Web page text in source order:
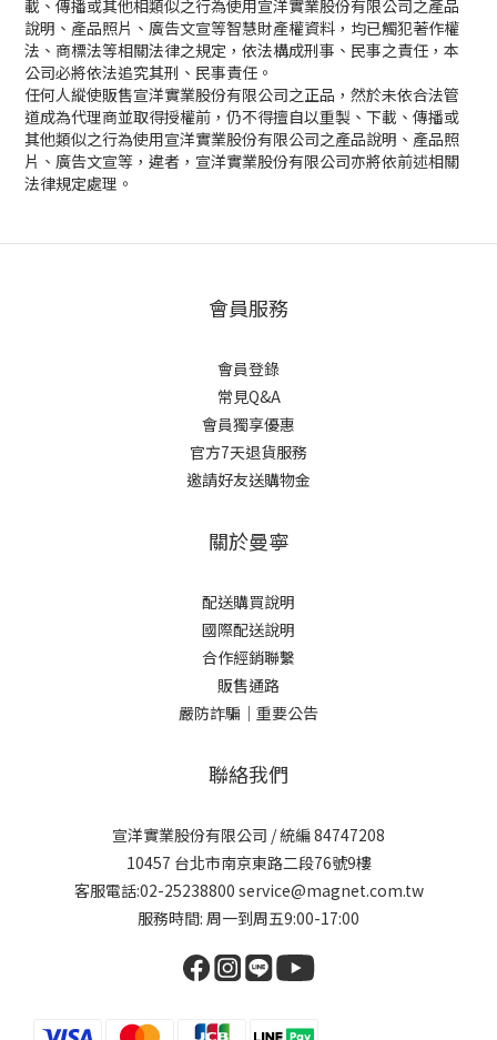
載、傳播或其他相類似之行為使用宣洋實業股份有限公司之產品
說明、產品照片、廣告文宣等智慧財產權資料，均已觸犯著作權
法、商標法等相關法律之規定，依法構成刑事、民事之責任，本
公司必將依法追究其刑、民事責任。
任何人縱使販售宣洋實業股份有限公司之正品，然於未依合法管
道成為代理商並取得授權前，仍不得擅自以重製、下載、傳播或
其他類似之行為使用宣洋實業股份有限公司之產品說明、產品照
片、廣告文宣等，違者，宣洋實業股份有限公司亦將依前述相關
法律規定處理。
會員服務
會員登錄
常見Q&A
會員獨享優惠
官方7天退貨服務
邀請好友送購物金
關於曼寧
配送購買說明
國際配送說明
合作經銷聯繫
販售通路
嚴防詐騙｜重要公告
聯絡我們
宣洋實業股份有限公司 / 統編 84747208
10457 台北市南京東路二段76號9樓
客服電話:02-25238800 service@magnet.com.tw
服務時間: 周一到周五9:00-17:00